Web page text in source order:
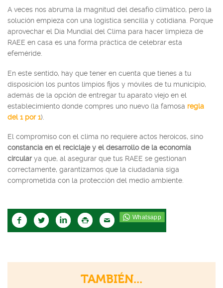
A veces nos abruma la magnitud del desafío climático, pero la
solución empieza con una logística sencilla y cotidiana. Porque
aprovechar el Día Mundial del Clima para hacer limpieza de
RAEE en casa es una forma práctica de celebrar esta
efeméride.
En este sentido, hay que tener en cuenta que tienes a tu
disposición los puntos limpios fijos y móviles de tu municipio,
además de la opción de entregar tu aparato viejo en el
establecimiento donde compres uno nuevo (la famosa regla
del 1 por 1).
El compromiso con el clima no requiere actos heroicos, sino
constancia en el reciclaje y el desarrollo de la economía
circularya que, al asegurar que tus RAEE se gestionan
correctamente, garantizamos que la ciudadanía siga
comprometida con la protección del medio ambiente.
TAMBIÉN...